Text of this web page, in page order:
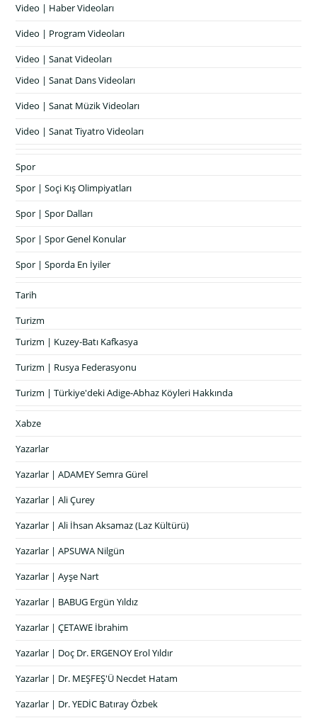
Video | Haber Videoları
Video | Program Videoları
Video | Sanat Videoları
Video | Sanat Dans Videoları
Video | Sanat Müzik Videoları
Video | Sanat Tiyatro Videoları
Spor
Spor | Soçi Kış Olimpiyatları
Spor | Spor Dalları
Spor | Spor Genel Konular
Spor | Sporda En İyiler
Tarih
Turizm
Turizm | Kuzey-Batı Kafkasya
Turizm | Rusya Federasyonu
Turizm | Türkiye'deki Adige-Abhaz Köyleri Hakkında
Xabze
Yazarlar
Yazarlar | ADAMEY Semra Gürel
Yazarlar | Ali Çurey
Yazarlar | Ali İhsan Aksamaz (Laz Kültürü)
Yazarlar | APSUWA Nilgün
Yazarlar | Ayşe Nart
Yazarlar | BABUG Ergün Yıldız
Yazarlar | ÇETAWE İbrahim
Yazarlar | Doç Dr. ERGENOY Erol Yıldır
Yazarlar | Dr. MEŞFEŞ'Ü Necdet Hatam
Yazarlar | Dr. YEDİC Batıray Özbek